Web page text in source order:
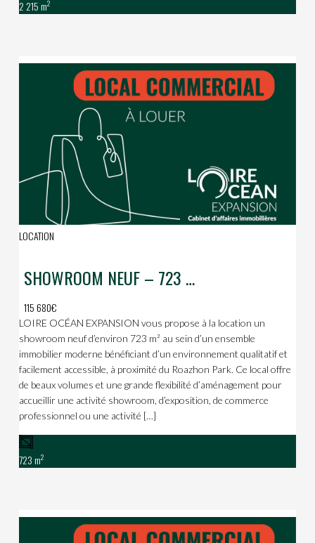
2 215 m2
LOCATION
SHOWROOM NEUF – 723 m² – Roazhon Park
115 680€
LOIRE OCÉAN EXPANSION vous propose à la location un
showroom neuf d’environ 723 m² au sein d’un ensemble
immobilier moderne bénéficiant d’un environnement qualitatif et
facilement accessible, à proximité du Roazhon Park. Ce local offre
de beaux volumes et une grande flexibilité d’aménagement pour
accueillir une activité showroom, d’exposition, de commerce
professionnel ou une activité […]
723 m2